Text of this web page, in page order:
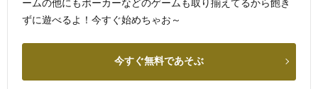
ームの他にもポーカーなどのゲームも取り揃えてるから飽き
ずに遊べるよ！今すぐ始めちゃお～
今すぐ無料であそぶ